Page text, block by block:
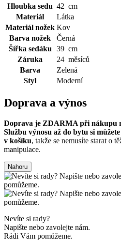
Hloubka sedu 42 cm
Materiál
Látka
Materiál nožek Kov
Barva nožek
Černá
Šířka sedáku
39 cm
Záruka
24 měsíců
Barva
Zelená
Styl
Moderní
Doprava a výnos
Doprava je ZDARMA při nákupu
Službu výnosu až do bytu si
v košíku, takže se nemusíte starat o
manipulace.
Nahoru
Nevíte si rady?
Napište nebo zavolejte nám.
Rádi Vám pomůžeme.